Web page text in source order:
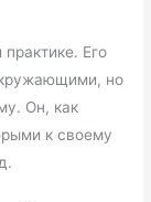
Его
но
Он, как
к своему